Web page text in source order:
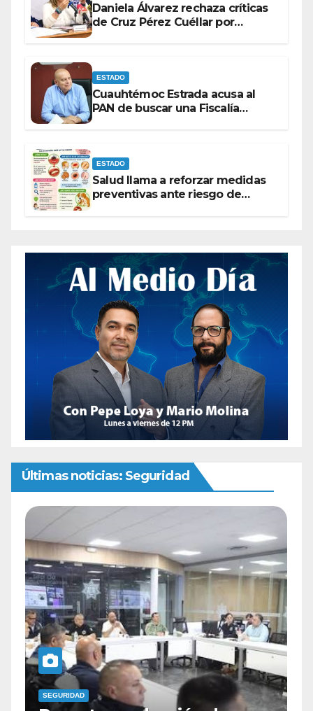
Daniela Álvarez rechaza críticas
de Cruz Pérez Cuéllar por
ESTADO
Cuauhtémoc Estrada acusa al
PAN de buscar una Fiscalía
ESTADO
Salud llama a reforzar medidas
preventivas ante riesgo de
Últimas noticias: Seguridad
SEGURIDAD